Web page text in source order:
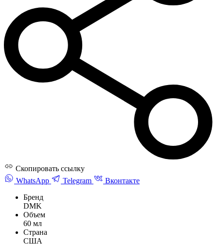
Скопировать ссылку
WhatsApp
Telegram
Вконтакте
Бренд
DMK
Объем
60 мл
Страна
США